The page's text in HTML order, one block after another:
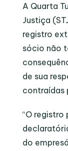
A Quarta
Justiça
registro
sócio não
de sua
contraídas
“O registro
do